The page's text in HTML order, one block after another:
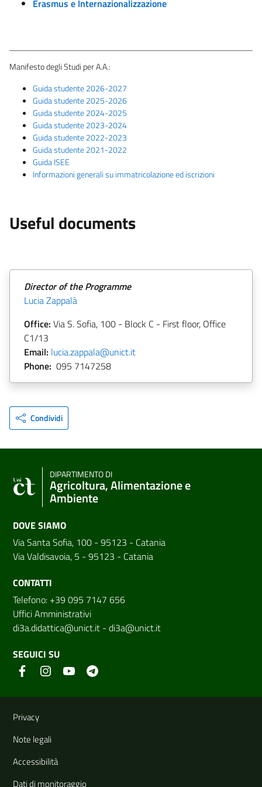
Erasmus e Internazionalizzazione
Manifesto degli Studi per A.A.:
Guida studente 2026-2027
Guida studente 2025-2026
Guida studente 2024-2025
Guida studente 2023-2024
Guida studente 2022-2023
Guida studente 2021-2022
Guida ISEE
Informazioni generali su immatricolazione ed iscrizioni
Useful documents
Director of the Programme
Lucia Zappalà
Office: Via S. Sofia, 100 - Block C - First floor, Office
C1/13
Email: lucia.zappala@unict.it
Phone: 095 7147258
Condividi
DIPARTIMENTO DI
Agricoltura, Alimentazione e
Ambiente
DOVE SIAMO
Via Santa Sofia, 100 - 95123 - Catania
Via Valdisavoia, 5 - 95123 - Catania
CONTATTI
Telefono: +39 095 7147 656
Uffici Amministrativi
di3a.didattica@unict.it - di3a@unict.it
SEGUICI SU
Link e informazioni utili
Privacy
Note legali
Accessibilità
Dati di monitoraggio